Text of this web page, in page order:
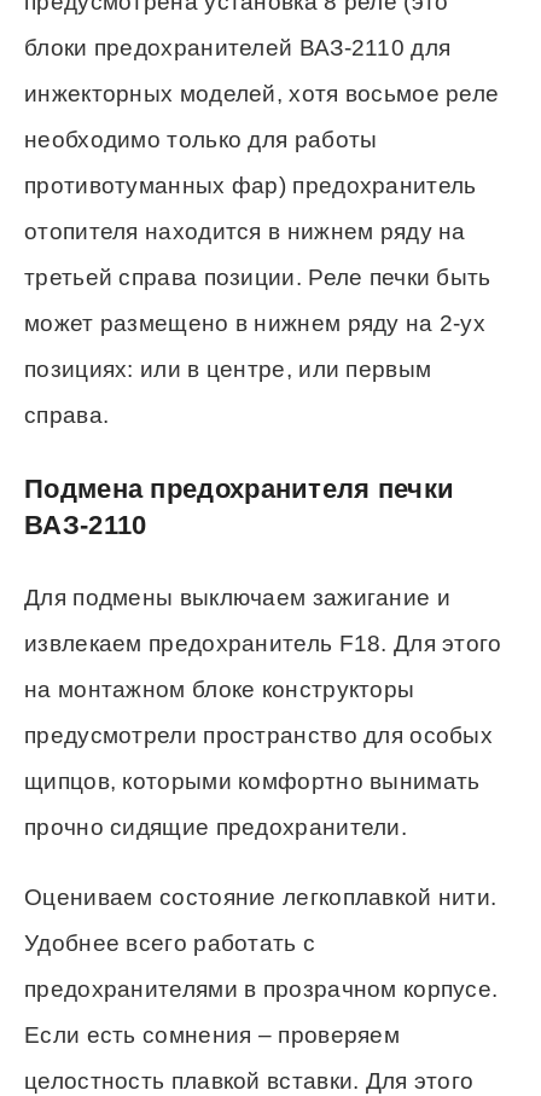
блоки предохранителей ВАЗ-2110 для
инжекторных моделей, хотя восьмое реле
необходимо только для работы
противотуманных фар) предохранитель
отопителя находится в нижнем ряду на
третьей справа позиции. Реле печки быть
может размещено в нижнем ряду на 2-ух
позициях: или в центре, или первым
справа.
Подмена предохранителя печки
ВАЗ-2110
Для подмены выключаем зажигание и
извлекаем предохранитель F18. Для этого
на монтажном блоке конструкторы
предусмотрели пространство для особых
щипцов, которыми комфортно вынимать
прочно сидящие предохранители.
Оцениваем состояние легкоплавкой нити.
Удобнее всего работать с
предохранителями в прозрачном корпусе.
Если есть сомнения – проверяем
целостность плавкой вставки. Для этого